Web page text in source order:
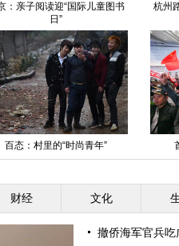
乌鲁木齐大雪纷飞30小时 重回“冬
季模式”
浙江一老板耗时3月自制6米高“汽
车人”
财经 文化
撤侨海军官兵